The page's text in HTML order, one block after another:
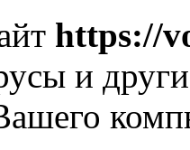
https://
и